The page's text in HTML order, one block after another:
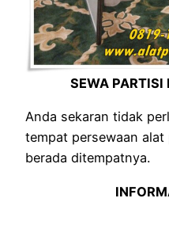
SEWA PARTISI
Anda sekaran tidak
tempat persewaan
berada ditempatnya.